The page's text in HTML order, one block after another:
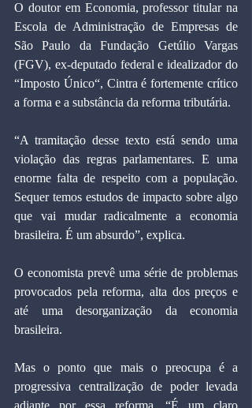
O doutor em Economia, professor titular na
Escola de Administração de Empresas de
São Paulo da Fundação Getúlio Vargas
(FGV), ex-deputado federal e idealizador do
“Imposto Único“, Cintra é fortemente crítico
a forma e a substância da reforma tributária.
“A tramitação desse texto está sendo uma
violação das regras parlamentares. E uma
enorme falta de respeito com a população.
Sequer temos estudos de impacto sobre algo
que vai mudar radicalmente a economia
brasileira. É um absurdo”, explica.
O economista prevê uma série de problemas
provocados pela reforma, alta dos preços e
até uma desorganização da economia
brasileira.
Mas o ponto que mais o preocupa é a
progressiva centralização de poder levada
adiante por essa reforma. “É um claro